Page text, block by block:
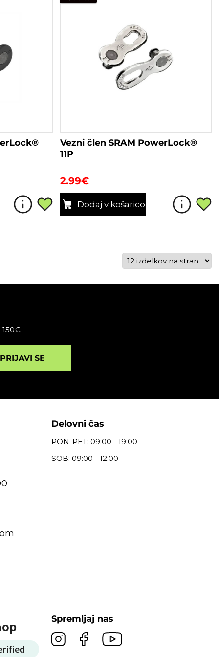
Vezni člen SRAM PowerLock®
11P
2.99€
Dodaj v košarico
150€
PRIJAVI SE
Delovni čas
PON-PET: 09:00 - 19:00
SOB: 09:00 - 12:00
Spremljaj nas